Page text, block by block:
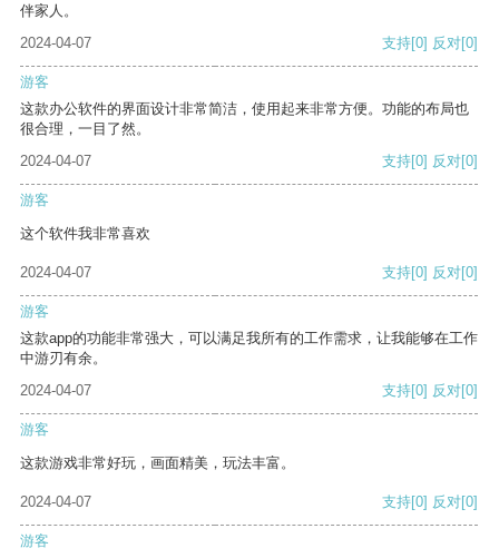
伴家人。
2024-04-07
支持[0] 反对[0]
游客
这款办公软件的界面设计非常简洁，使用起来非常方便。功能的布局也
很合理，一目了然。
2024-04-07
支持[0] 反对[0]
游客
这个软件我非常喜欢
2024-04-07 支持[0] 反对[0]
游客
这款app的功能非常强大，可以满足我所有的工作需求，让我能够在工作
中游刃有余。
2024-04-07
支持[0] 反对[0]
游客
这款游戏非常好玩，画面精美，玩法丰富。
2024-04-07 支持[0] 反对[0]
游客